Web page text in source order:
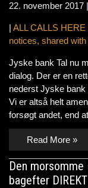
22. november 2017 |
| ALL CALLS
notices, shared
Jyske bank Tal nu
dialog. Der er en
nederst Jyske
Vi er altså helt
forsøgt andet, end
Read More »
Den
bagefter